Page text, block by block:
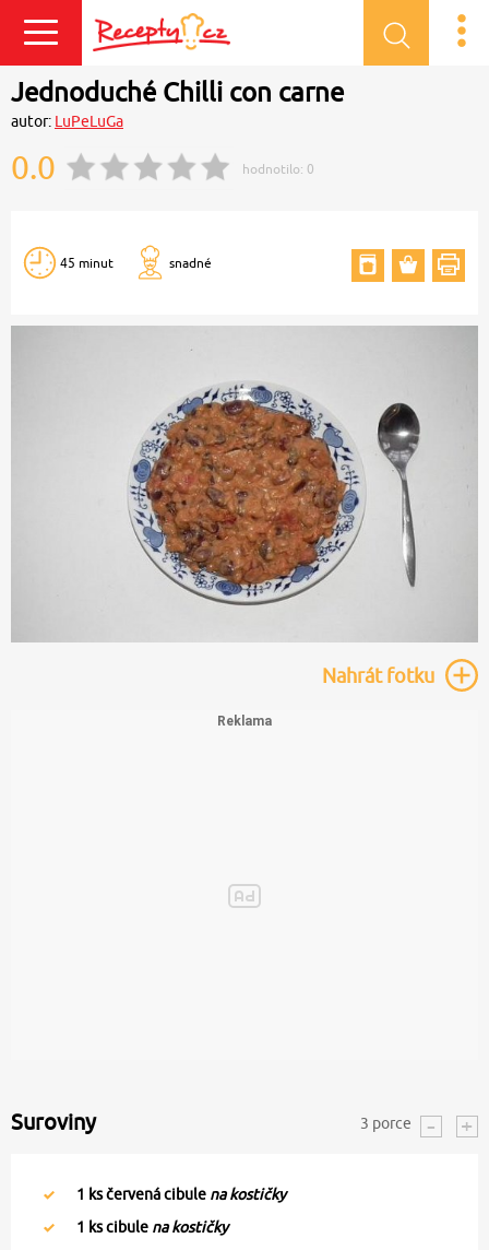
Přihlásit se
Jednoduché Chilli con carne
autor: LuPeLuGa
0.0 hodnotilo: 0
45 minut snadné
Nahrátfotku
Suroviny 3 porce
1 ks červená cibule na kostičky
1 ks cibule na kostičky